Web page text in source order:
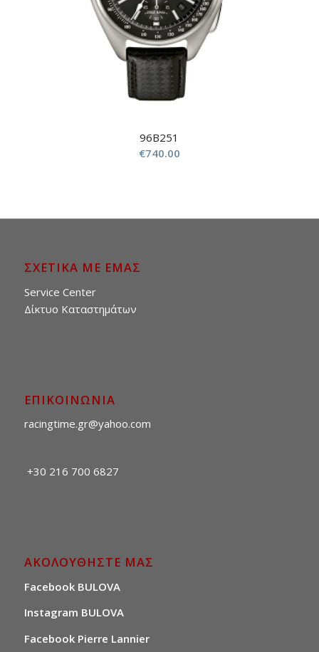
96B251
€740.00
ΣΧΕΤΙΚΑ ΜΕ ΕΜΑΣ
Service Center
Δίκτυο Καταστημάτων
ΕΠΙΚΟΙΝΩΝΙΑ
racingtime.gr@yahoo.com
+30 216 700 6827
ΑΚΟΛΟΥΘΗΣΤΕ ΜΑΣ
Facebook BULOVA
Instagram BULOVA
Facebook Pierre Lannier